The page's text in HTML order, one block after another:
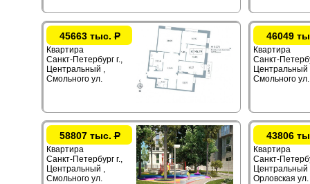
45663 тыс.Р
Квартира
Санкт-Петербург г.,
Центральный ,
Смольного ул.
46049
Квартира
Санкт-
Центральный
Смольного ул.
58807 тыс.Р
Квартира
Санкт-Петербург г.,
Центральный ,
Смольного ул.
43806
Квартира
Санкт-
Центральный
Орловская ул.